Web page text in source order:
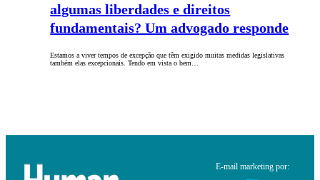
algumas liberdades e direitos
fundamentais? Um advogado responde
Estamos a viver tempos de excepção que têm exigido muitas medidas legislativas
também elas excepcionais. Tendo em vista o bem…
E-mail marketing por: